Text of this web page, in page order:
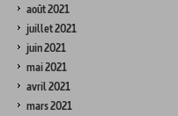
août 2021
juillet 2021
juin 2021
mai 2021
avril 2021
mars 2021